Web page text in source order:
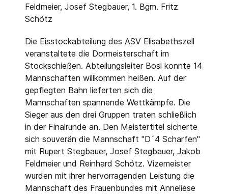
Feldmeier, Josef Stegbauer, 1. Bgm. Fritz
Schötz
Die Eisstockabteilung des ASV Elisabethszell
veranstaltete die Dormeisterschaft im
Stockschießen. Abteilungsleiter Bosl konnte 14
Mannschaften willkommen heißen. Auf der
gepflegten Bahn lieferten sich die
Mannschaften spannende Wettkämpfe. Die
Sieger aus den drei Gruppen traten schließlich
in der Finalrunde an. Den Meistertitel sicherte
sich souverän die Mannschaft "D´4 Scharfen"
mit Rupert Stegbauer, Josef Stegbauer, Jakob
Feldmeier und Reinhard Schötz. Vizemeister
wurden mit ihrer hervorragenden Leistung die
Mannschaft des Frauenbundes mit Anneliese